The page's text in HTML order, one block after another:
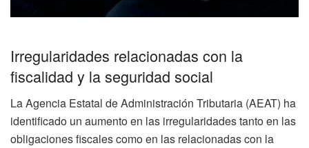
Irregularidades relacionadas con la
fiscalidad y la seguridad social
La Agencia Estatal de Administración Tributaria (AEAT) ha
identificado un aumento en las irregularidades tanto en las
obligaciones fiscales como en las relacionadas con la